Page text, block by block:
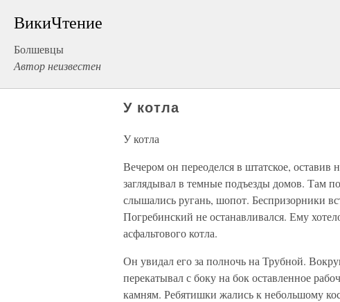
ВикиЧтение
Болшевцы
Автор неизвестен
У котла
У котла
Вечером он переоделся в штатское,
заглядывал в темные подъезды домов. Там
слышались ругань, шопот. Беспризорники
Погребинский не останавливался. Ему
асфальтового котла.
Он увидал его за полночь на Трубной.
перекатывал с боку на бок оставленное
камням. Ребятишки жались к небольшому